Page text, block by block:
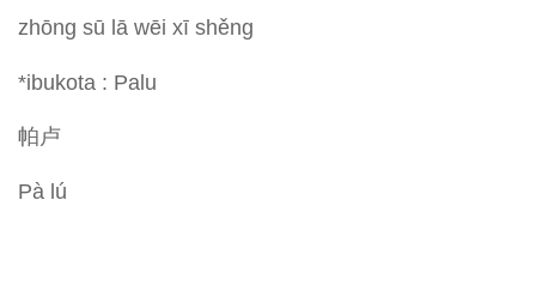
zhōng sū lā wēi xī shěng
*ibukota : Palu
帕卢
Pà lú